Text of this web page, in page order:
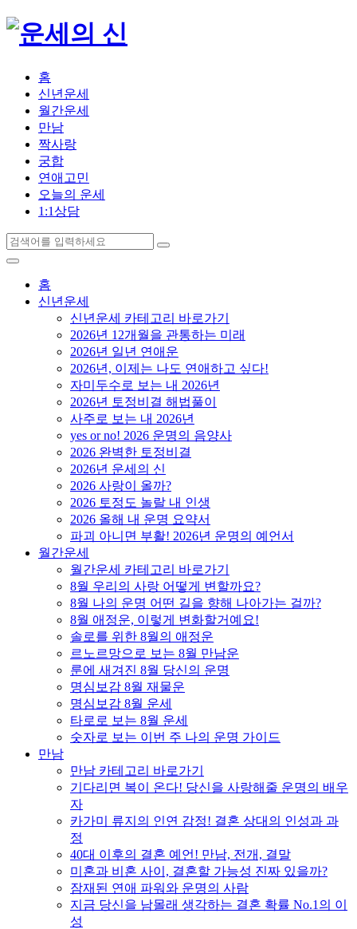
홈
신년운세
월간운세
만남
짝사랑
궁합
연애고민
오늘의 운세
1:1상담
홈
신년운세
신년운세 카테고리 바로가기
2026년 12개월을 관통하는 미래
2026년 일년 연애운
2026년, 이제는 나도 연애하고 싶다!
자미두수로 보는 내 2026년
2026년 토정비결 해법풀이
사주로 보는 내 2026년
yes or no! 2026 운명의 음양사
2026 완벽한 토정비결
2026년 운세의 신
2026 사랑이 올까?
2026 토정도 놀랄 내 인생
2026 올해 내 운명 요약서
파괴 아니면 부활! 2026년 운명의 예언서
월간운세
월간운세 카테고리 바로가기
8월 우리의 사랑 어떻게 변할까요?
8월 나의 운명 어떤 길을 향해 나아가는 걸까?
8월 애정운, 이렇게 변화할거예요!
솔로를 위한 8월의 애정운
르노르망으로 보는 8월 만남운
룬에 새겨진 8월 당신의 운명
명심보감 8월 재물운
명심보감 8월 운세
타로로 보는 8월 운세
숫자로 보는 이번 주 나의 운명 가이드
만남
만남 카테고리 바로가기
기다리면 복이 온다! 당신을 사랑해줄 운명의 배우
자
카가미 류지의 인연 감정! 결혼 상대의 인성과 과
정
40대 이후의 결혼 예언! 만남, 전개, 결말
미혼과 비혼 사이, 결혼할 가능성 진짜 있을까?
잠재된 연애 파워와 운명의 사람
지금 당신을 남몰래 생각하는 결혼 확률 No.1의 이
성